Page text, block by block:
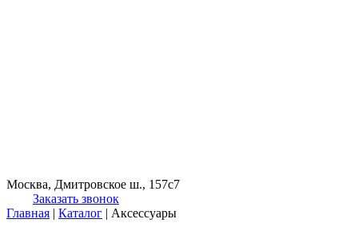
Москва, Дмитровское ш., 157с7
Заказать звонок
Главная | Каталог | Аксессуары